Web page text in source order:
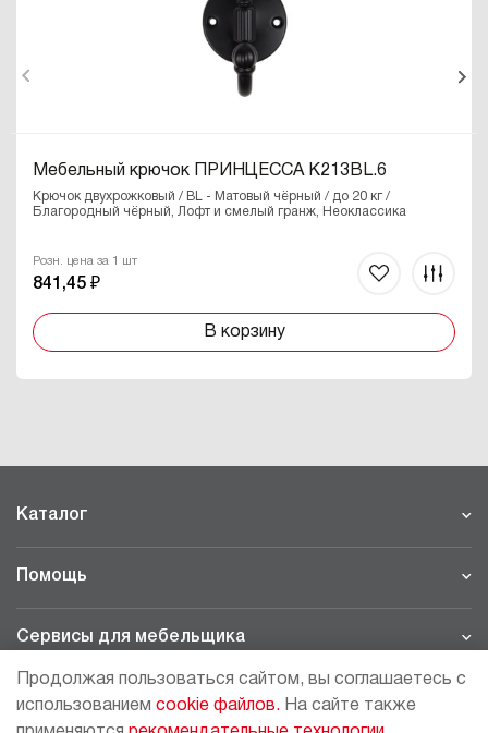
Мебельный крючок ПРИНЦЕССА K213BL.6
Крючок двухрожковый / BL - Матовый чёрный / до 20 кг /
Благородный чёрный, Лофт и смелый гранж, Неоклассика
Розн. цена за 1 шт
841,45 ₽
В корзину
Каталог
Помощь
Сервисы для мебельщика
Продолжая пользоваться сайтом, вы соглашаетесь с
использованием cookie файлов. На сайте также